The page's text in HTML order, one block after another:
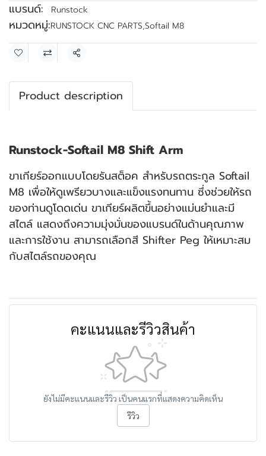
แบรนด์: Runstock
หมวดหมู่:RUNSTOCK CNC PARTS,Softail M8
แชร์
Product description
Runstock-Softail M8 Shift Arm
ขาเกียร์ออกแบบโดยรันสต็อค สำหรับรถตระกูล Softail
M8 เพื่อให้ดูเพรียวบางและแข็งแรงทนทาน ซึ่งช่วยให้รถ
ของท่านดูโดดเด่น ขาเกียร์ผลิตขึ้นอย่างแม่นยำและมี
สไตล์ แสดงถึงความมุ่งมั่นของแบรนด์ในด้านคุณภาพ
และการใช้งาน สามารถเลือกสี Shifter Peg ให้เหมาะสม
กับสไตล์รถของคุณ
คะแนนและรีวิวสินค้า
ยังไม่มีคะแนนและรีวิว เป็นคนแรกที่แสดงความคิดเห็น
รีวิว